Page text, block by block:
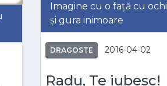
Imagine cu o față cu ochi
și gura inimoare
DRAGOSTE 2016-04-02
Radu, Te iubesc!